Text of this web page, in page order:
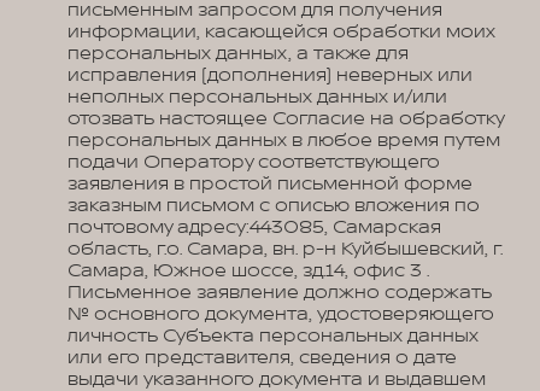
письменным запросом для получения
информации, касающейся обработки моих
персональных данных, а также для
исправления (дополнения) неверных или
неполных персональных данных и/или
отозвать настоящее Согласие на обработку
персональных данных в любое время путем
подачи Оператору соответствующего
заявления в простой письменной форме
заказным письмом с описью вложения по
почтовому адресу:443085, Самарская
область, г.о. Самара, вн. р-н Куйбышевский, г.
Самара, Южное шоссе, зд.14, офис 3 .
Письменное заявление должно содержать
№ основного документа, удостоверяющего
личность Субъекта персональных данных
или его представителя, сведения о дате
выдачи указанного документа и выдавшем